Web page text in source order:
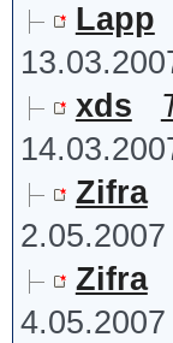
Lapp
xds
Zifra
Zifra